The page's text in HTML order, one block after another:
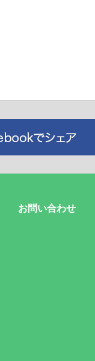
お問い合わせ